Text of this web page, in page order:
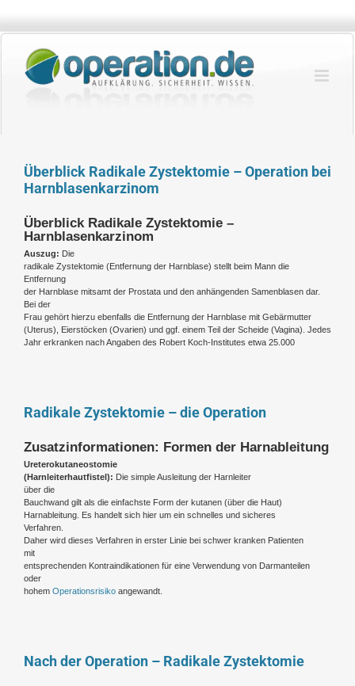
springen
Überblick Radikale Zystektomie – Operation bei
Harnblasenkarzinom
Überblick Radikale Zystektomie –
Harnblasenkarzinom
Auszug: Die
radikale Zystektomie (Entfernung der Harnblase) stellt beim Mann die
Entfernung
der Harnblase mitsamt der Prostata und den anhängenden Samenblasen dar.
Bei der
Frau gehört hierzu ebenfalls die Entfernung der Harnblase mit Gebärmutter
(Uterus), Eierstöcken (Ovarien) und ggf. einem Teil der Scheide (Vagina). Jedes
Jahr erkranken nach Angaben des Robert Koch-Institutes etwa 25.000
Radikale Zystektomie – die Operation
Zusatzinformationen: Formen der Harnableitung
Ureterokutaneostomie
(Harnleiterhautfistel): Die simple Ausleitung der Harnleiter
über die
Bauchwand gilt als die einfachste Form der kutanen (über die Haut)
Harnableitung. Es handelt sich hier um ein schnelles und sicheres
Verfahren.
Daher wird dieses Verfahren in erster Linie bei schwer kranken Patienten
mit
entsprechenden Kontraindikationen für eine Verwendung von Darmanteilen
oder
hohem Operationsrisiko angewandt.
Nach der Operation – Radikale Zystektomie